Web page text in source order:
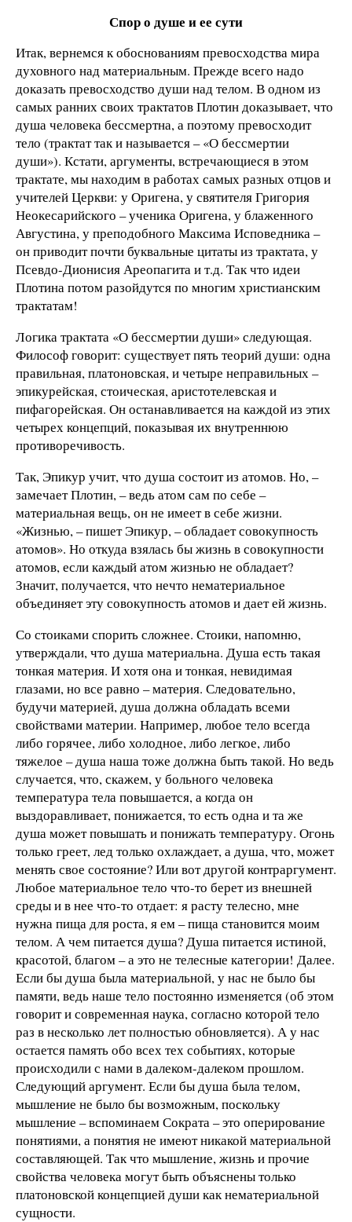
Спор о душе и ее сути
Итак, вернемся к обоснованиям превосходства мира
духовного над материальным. Прежде всего надо
доказать превосходство души над телом. В одном из
самых ранних своих трактатов Плотин доказывает, что
душа человека бессмертна, а поэтому превосходит
тело (трактат так и называется – «О бессмертии
души»). Кстати, аргументы, встречающиеся в этом
трактате, мы находим в работах самых разных отцов и
учителей Церкви: у Оригена, у святителя Григория
Неокесарийского – ученика Оригена, у блаженного
Августина, у преподобного Максима Исповедника –
он приводит почти буквальные цитаты из трактата, у
Псевдо-Дионисия Ареопагита и т.д. Так что идеи
Плотина потом разойдутся по многим христианским
трактатам!
Логика трактата «О бессмертии души» следующая.
Философ говорит: существует пять теорий души: одна
правильная, платоновская, и четыре неправильных –
эпикурейская, стоическая, аристотелевская и
пифагорейская. Он останавливается на каждой из этих
четырех концепций, показывая их внутреннюю
противоречивость.
Так, Эпикур учит, что душа состоит из атомов. Но, –
замечает Плотин, – ведь атом сам по себе –
материальная вещь, он не имеет в себе жизни.
«Жизнью, – пишет Эпикур, – обладает совокупность
атомов». Но откуда взялась бы жизнь в совокупности
атомов, если каждый атом жизнью не обладает?
Значит, получается, что нечто нематериальное
объединяет эту совокупность атомов и дает ей жизнь.
Со стоиками спорить сложнее. Стоики, напомню,
утверждали, что душа материальна. Душа есть такая
тонкая материя. И хотя она и тонкая, невидимая
глазами, но все равно – материя. Следовательно,
будучи материей, душа должна обладать всеми
свойствами материи. Например, любое тело всегда
либо горячее, либо холодное, либо легкое, либо
тяжелое – душа наша тоже должна быть такой. Но ведь
случается, что, скажем, у больного человека
температура тела повышается, а когда он
выздоравливает, понижается, то есть одна и та же
душа может повышать и понижать температуру. Огонь
только греет, лед только охлаждает, а душа, что, может
менять свое состояние? Или вот другой контраргумент.
Любое материальное тело что-то берет из внешней
среды и в нее что-то отдает: я расту телесно, мне
нужна пища для роста, я ем – пища становится моим
телом. А чем питается душа? Душа питается истиной,
красотой, благом – а это не телесные категории! Далее.
Если бы душа была материальной, у нас не было бы
памяти, ведь наше тело постоянно изменяется (об этом
говорит и современная наука, согласно которой тело
раз в несколько лет полностью обновляется). А у нас
остается память обо всех тех событиях, которые
происходили с нами в далеком-далеком прошлом.
Следующий аргумент. Если бы душа была телом,
мышление не было бы возможным, поскольку
мышление – вспоминаем Сократа – это оперирование
понятиями, а понятия не имеют никакой материальной
составляющей. Так что мышление, жизнь и прочие
свойства человека могут быть объяснены только
платоновской концепцией души как нематериальной
сущности.